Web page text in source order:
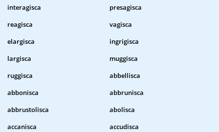
interagisca
presagisca
reagisca
vagisca
elargisca
ingrigisca
largisca
muggisca
ruggisca
abbellisca
abbonisca
abbrunisca
abbrustolisca
abolisca
accanisca
accudisca